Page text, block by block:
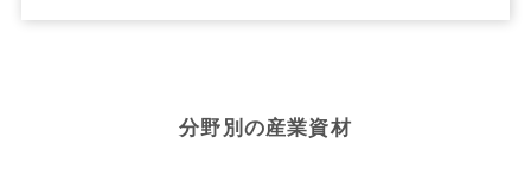
分野別の産業資材